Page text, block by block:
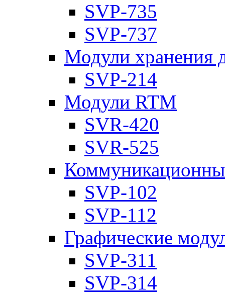
SVP-735
SVP-737
Модули хранения
SVP-214
Модули RTM
SVR-420
SVR-525
SVP-102
SVP-112
Графические
SVP-311
SVP-314